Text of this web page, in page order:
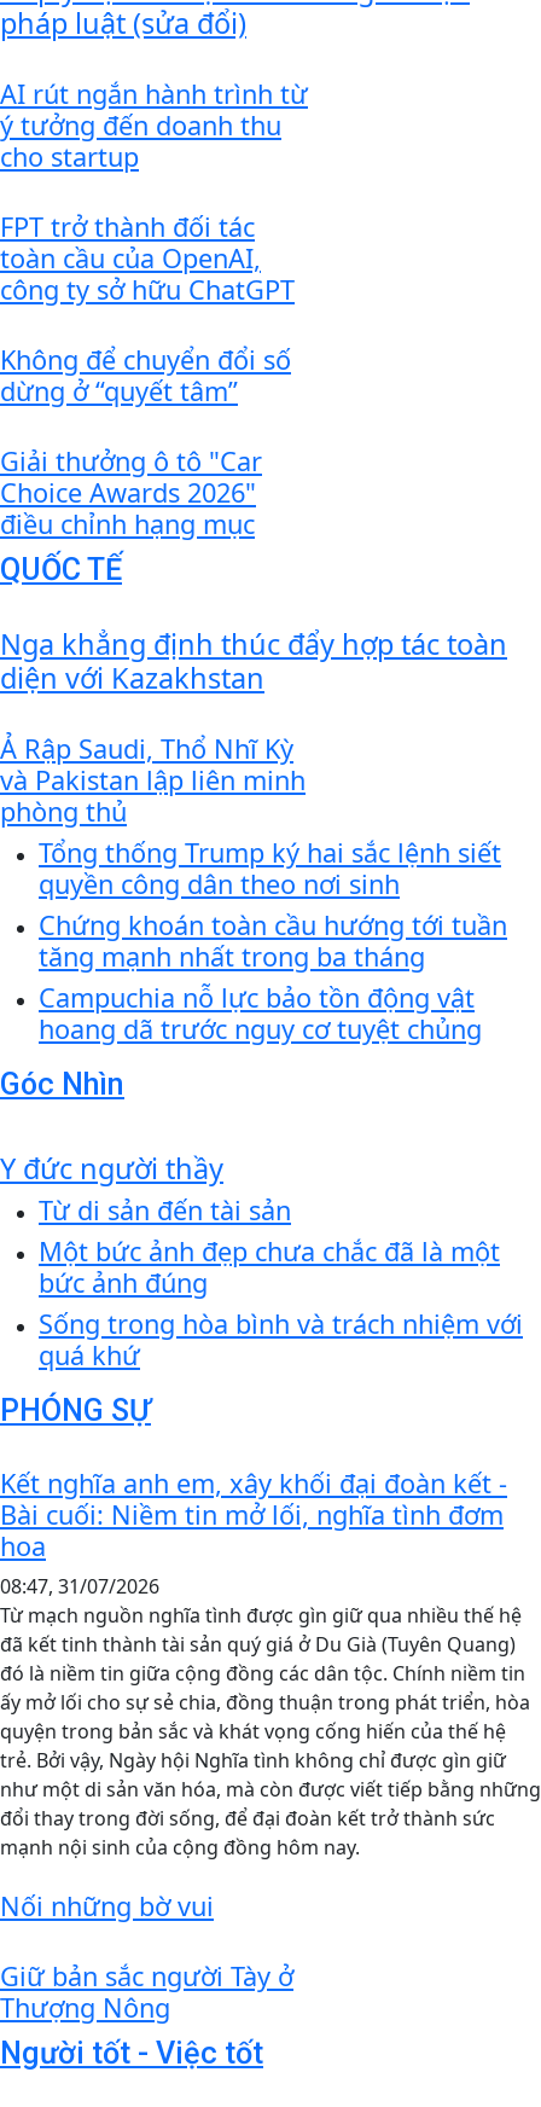
pháp luật (sửa đổi)
AI rút ngắn hành trình từ
ý tưởng đến doanh thu
cho startup
FPT trở thành đối tác
toàn cầu của OpenAI,
công ty sở hữu ChatGPT
Không để chuyển đổi số
dừng ở “quyết tâm”
Giải thưởng ô tô "Car
Choice Awards 2026"
điều chỉnh hạng mục
QUỐC TẾ
Nga khẳng định thúc đẩy hợp tác toàn
diện với Kazakhstan
Ả Rập Saudi, Thổ Nhĩ Kỳ
và Pakistan lập liên minh
phòng thủ
Tổng thống Trump ký hai sắc lệnh siết
quyền công dân theo nơi sinh
Chứng khoán toàn cầu hướng tới tuần
tăng mạnh nhất trong ba tháng
Campuchia nỗ lực bảo tồn động vật
hoang dã trước nguy cơ tuyệt chủng
Góc Nhìn
Y đức người thầy
Từ di sản đến tài sản
Một bức ảnh đẹp chưa chắc đã là một
bức ảnh đúng
Sống trong hòa bình và trách nhiệm với
quá khứ
PHÓNG SỰ
Kết nghĩa anh em, xây khối đại đoàn kết -
Bài cuối: Niềm tin mở lối, nghĩa tình đơm
hoa
08:47, 31/07/2026
Từ mạch nguồn nghĩa tình được gìn giữ qua nhiều thế hệ
đã kết tinh thành tài sản quý giá ở Du Già (Tuyên Quang)
đó là niềm tin giữa cộng đồng các dân tộc. Chính niềm tin
ấy mở lối cho sự sẻ chia, đồng thuận trong phát triển, hòa
quyện trong bản sắc và khát vọng cống hiến của thế hệ
trẻ. Bởi vậy, Ngày hội Nghĩa tình không chỉ được gìn giữ
như một di sản văn hóa, mà còn được viết tiếp bằng những
đổi thay trong đời sống, để đại đoàn kết trở thành sức
mạnh nội sinh của cộng đồng hôm nay.
Nối những bờ vui
Giữ bản sắc người Tày ở
Thượng Nông
Người tốt - Việc tốt